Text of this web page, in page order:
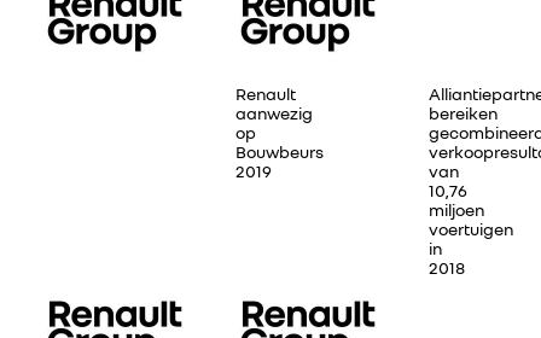
Renault
aanwezig
op
Bouwbeurs
2019
bereiken
van
10,76
miljoen
voertuigen
in
2018